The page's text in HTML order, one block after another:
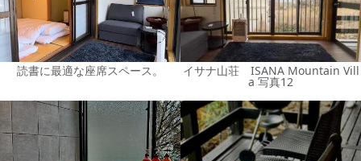
読書に最適な座席スペース。 イサナ山荘 ISANA Mountain Vill
a 写真12